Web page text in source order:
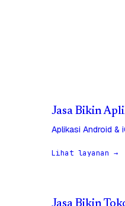
Jasa Bikin
Aplikasi Android &
Lihat layanan →